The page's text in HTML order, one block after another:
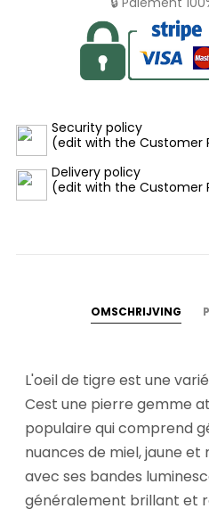
Security policy
(edit with the Customer
Delivery policy
(edit with the Customer
OMSCHRIJVING
L'oeil de tigre est une
Cest une pierre gemme
populaire qui comprend
nuances de miel, jaune
avec ses bandes
généralement brillant et